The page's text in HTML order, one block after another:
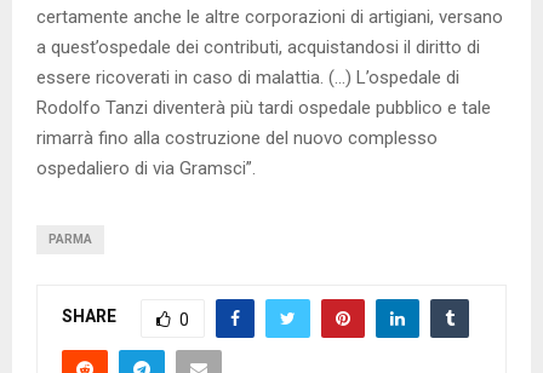
certamente anche le altre corporazioni di artigiani, versano
a quest’ospedale dei contributi, acquistandosi il diritto di
essere ricoverati in caso di malattia. (…) L’ospedale di
Rodolfo Tanzi diventerà più tardi ospedale pubblico e tale
rimarrà fino alla costruzione del nuovo complesso
ospedaliero di via Gramsci”.
PARMA
SHARE 0